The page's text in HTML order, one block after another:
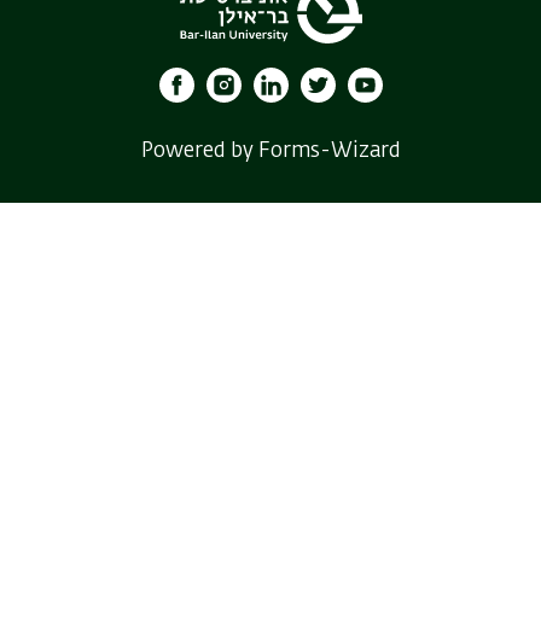
Powered by Forms-Wizard